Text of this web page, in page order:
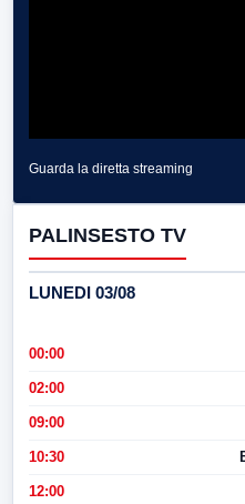
Guarda la diretta streaming
PALINSESTO TV
LUNEDI 03/08
00:00
02:00
09:00
10:30
12:00